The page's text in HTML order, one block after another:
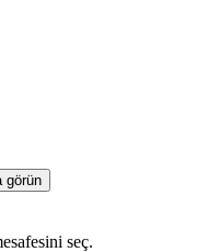
görün
seç.